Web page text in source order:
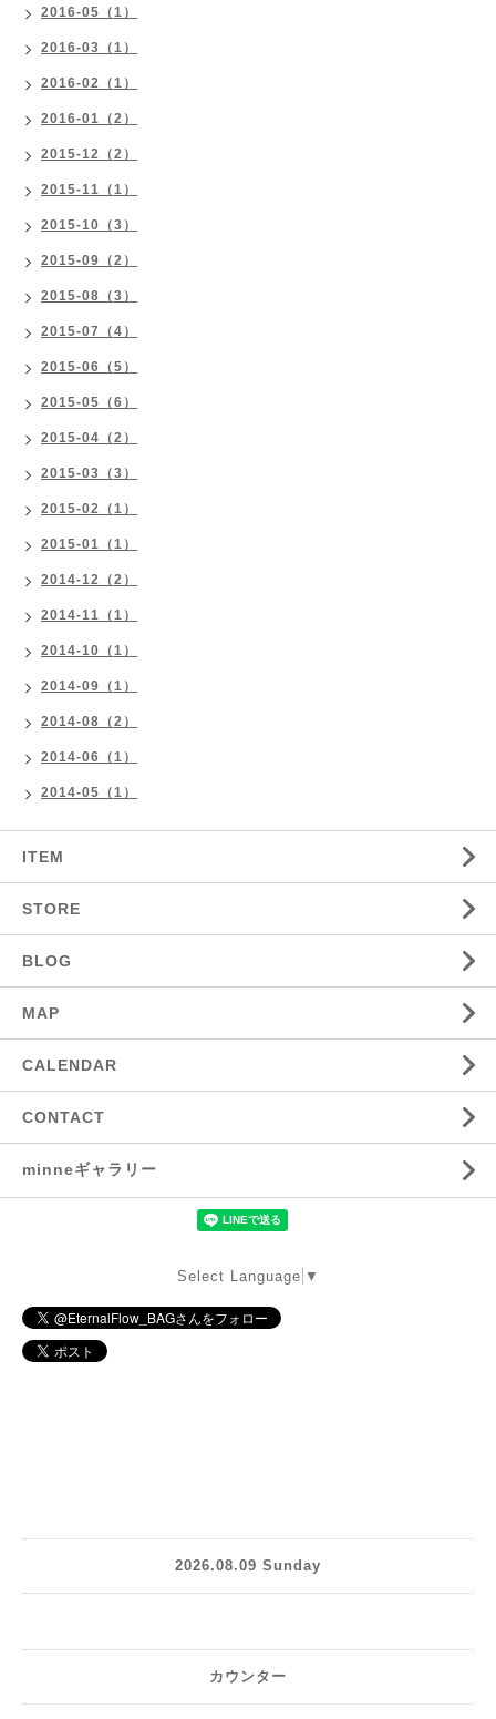
2016-05（1）
2016-03（1）
2016-02（1）
2016-01（2）
2015-12（2）
2015-11（1）
2015-10（3）
2015-09（2）
2015-08（3）
2015-07（4）
2015-06（5）
2015-05（6）
2015-04（2）
2015-03（3）
2015-02（1）
2015-01（1）
2014-12（2）
2014-11（1）
2014-10（1）
2014-09（1）
2014-08（2）
2014-06（1）
2014-05（1）
ITEM
STORE
BLOG
MAP
CALENDAR
CONTACT
minneギャラリー
Select Language ▼
2026.08.09 Sunday
カウンター